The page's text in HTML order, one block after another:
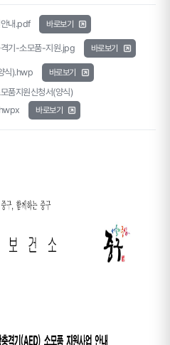
내.pdf 바로보기
기-소모품-지원.jpg 바로보기
식).hwp 바로보기
품지원신청서(양식)
바로보기